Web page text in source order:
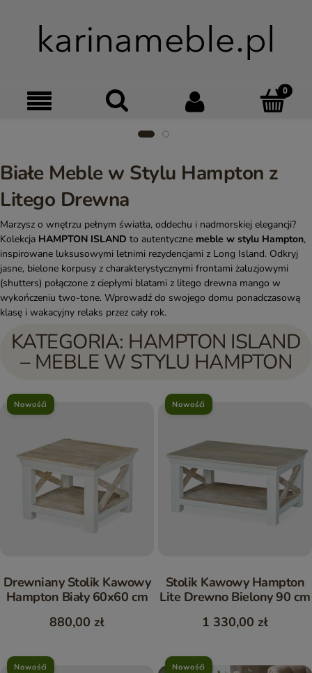
Menu Szukaj Moje
Białe Meble w Stylu Hampton z
Litego Drewna
Marzysz o wnętrzu pełnym światła, oddechu i nadmorskiej elegancji?
Kolekcja HAMPTON ISLAND to autentyczne meble w stylu Hampton,
inspirowane luksusowymi letnimi rezydencjami z Long Island. Odkryj
jasne, bielone korpusy z charakterystycznymi frontami żaluzjowymi
(shutters) połączone z ciepłymi blatami z litego drewna mango w
wykończeniu two-tone. Wprowadź do swojego domu ponadczasową
klasę i wakacyjny relaks przez cały rok.
KATEGORIA: HAMPTON ISLAND
– MEBLE W STYLU HAMPTON
Drewniany Stolik Kawowy
Hampton Biały 60x60 cm
880,00 zł
Nowośći
Stolik Kawowy Hampton
Lite Drewno Bielony 90 cm
1 330,00 zł
Nowośći
Nowośći Nowośći